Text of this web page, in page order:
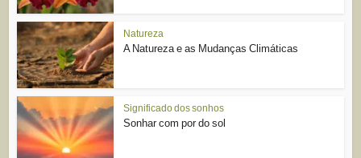
Natureza
A Natureza e as Mudanças Climáticas
Significado dos sonhos
Sonhar com por do sol